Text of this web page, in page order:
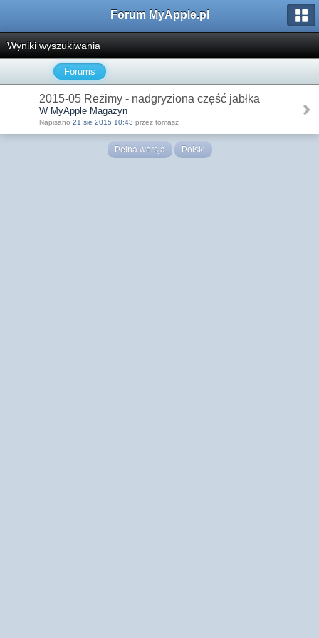
Forum MyApple.pl
Wyniki wyszukiwania
Forums
2015-05 Reżimy - nadgryziona część jabłka
W MyApple Magazyn
Napisano 21 sie 2015 10:43 przez tomasz
Pełna wersja Polski